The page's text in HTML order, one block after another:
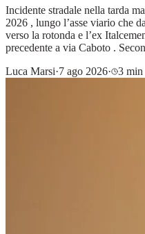
Incidente stradale nella tarda
2026 , lungo l’asse viario che
verso la rotonda e l’ex
precedente a via Caboto .
Luca Marsi·7 ago 2026· 3 min